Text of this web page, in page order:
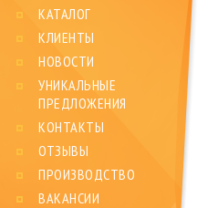
КАТАЛОГ
КЛИЕНТЫ
НОВОСТИ
УНИКАЛЬНЫЕ
ПРЕДЛОЖЕНИЯ
КОНТАКТЫ
ОТЗЫВЫ
ПРОИЗВОДСТВО
ВАКАНСИИ